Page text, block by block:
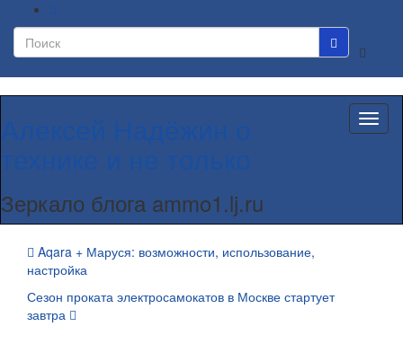
Вкл/
поиска
Вкл/
выкл
Алексей Надёжин о
технике и не только
Зеркало блога ammo1.lj.ru
Aqara + Маруся: возможности, использование,
настройка
Сезон проката электросамокатов в Москве стартует
завтра